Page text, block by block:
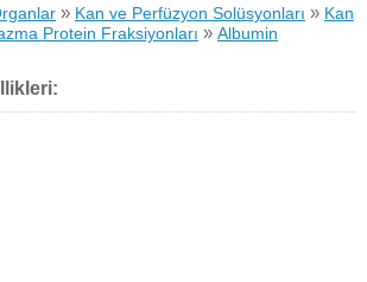
» Kan ve Perfüzyon Solüsyonları » Kan
Protein Fraksiyonları » Albumin